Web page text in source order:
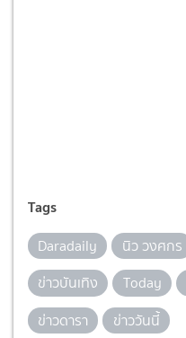
Tags
Daradaily นิว วงศกร
ข่าวบันเทิง
Today
ข่าวดารา
ข่าววันนี้